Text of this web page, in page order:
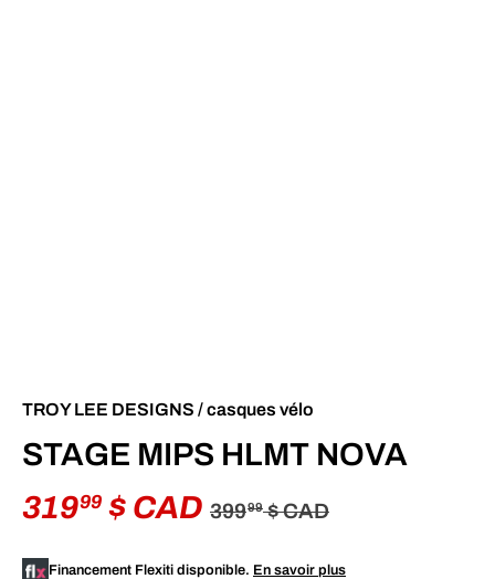
TROY LEE DESIGNS /casques vélo
STAGE MIPS HLMT NOVA
31999 $ CAD 39999$ CAD
Financement Flexiti disponible. En savoir plus